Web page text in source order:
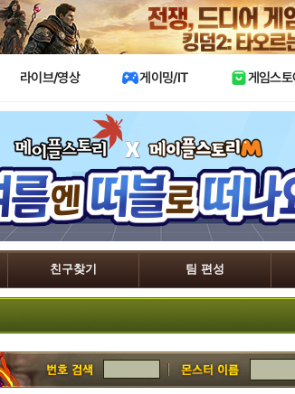
라이브/영상 게이밍/IT 게임스토
친구찾기 팀 편성